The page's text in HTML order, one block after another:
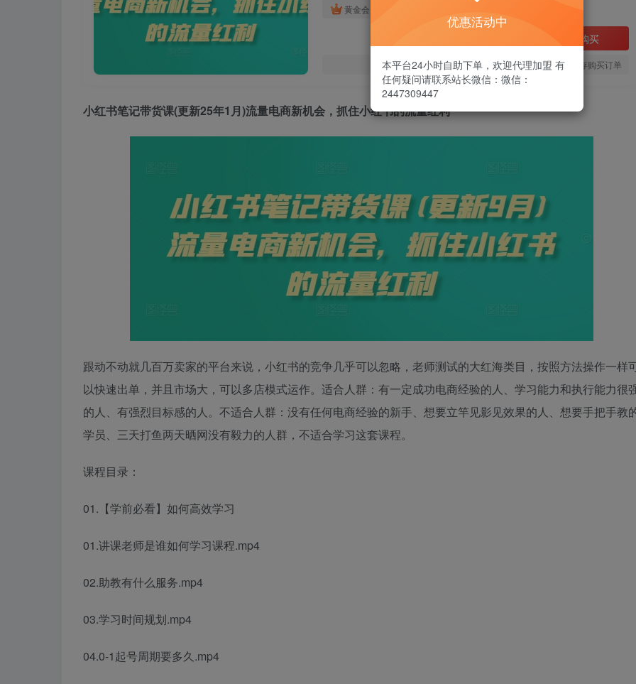
黄金会员
立即购买
您当前未登录！建议登陆后购买，可保存购买订单
小红书笔记带货课(更新25年1月)流量电商新机会，抓住小红书的流量红利
跟动不动就几百万卖家的平台来说，小红书的竞争几乎可以忽略，老师测试的大红海类目，按照方法操作一样
以快速出单，并且市场大，可以多店模式运作。适合人群：有一定成功电商经验的人、学习能力和执行能力很
的人、有强烈目标感的人。不适合人群：没有任何电商经验的新手、想要立竿见影见效果的人、想要手把手教
学员、三天打鱼两天晒网没有毅力的人群，不适合学习这套课程。
课程目录：
01.【学前必看】如何高效学习
01.讲课老师是谁如何学习课程.mp4
02.助教有什么服务.mp4
03.学习时间规划.mp4
04.0-1起号周期要多久.mp4
优惠活动中
本平台24小时自助下单，欢迎代理加盟 有
任何疑问请联系站长微信：微信：
2447309447